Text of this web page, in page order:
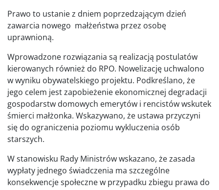
Prawo to ustanie z dniem poprzedzającym dzień
zawarcia nowego małżeństwa przez osobę
uprawnioną.
Wprowadzone rozwiązania są realizacją postulatów
kierowanych również do RPO. Nowelizację uchwalono
w wyniku obywatelskiego projektu. Podkreślano, że
jego celem jest zapobieżenie ekonomicznej degradacji
gospodarstw domowych emerytów i rencistów wskutek
śmierci małżonka. Wskazywano, że ustawa przyczyni
się do ograniczenia poziomu wykluczenia osób
starszych.
W stanowisku Rady Ministrów wskazano, że zasada
wypłaty jednego świadczenia ma szczególne
konsekwencje społeczne w przypadku zbiegu prawa do